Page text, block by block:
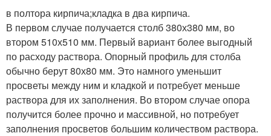
в полтора кирпича;кладка в два кирпича.
В первом случае получается столб 380х380 мм, во
втором 510х510 мм. Первый вариант более выгодный
по расходу раствора. Опорный профиль для столба
обычно берут 80х80 мм. Это намного уменьшит
просветы между ним и кладкой и потребует меньше
раствора для их заполнения. Во втором случае опора
получится более прочно и массивной, но потребует
заполнения просветов большим количеством раствора.